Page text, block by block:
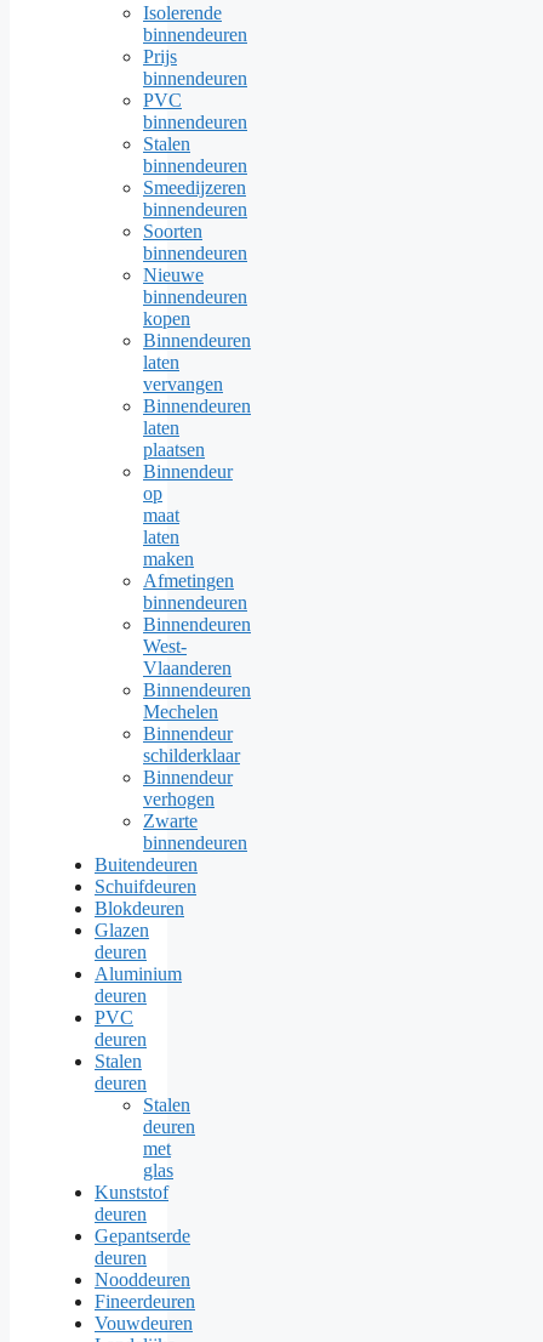
Isolerende
binnendeuren
Prijs
binnendeuren
PVC
binnendeuren
Stalen
binnendeuren
Smeedijzeren
binnendeuren
Soorten
binnendeuren
Nieuwe
binnendeuren
kopen
Binnendeuren
laten
vervangen
Binnendeuren
laten
plaatsen
Binnendeur
op
maat
laten
maken
Afmetingen
binnendeuren
Binnendeuren
West-
Vlaanderen
Binnendeuren
Mechelen
Binnendeur
schilderklaar
Binnendeur
verhogen
Zwarte
binnendeuren
Buitendeuren
Schuifdeuren
Blokdeuren
Glazen
deuren
Aluminium
deuren
PVC
deuren
Stalen
deuren
Stalen
deuren
met
glas
Kunststof
deuren
Gepantserde
deuren
Nooddeuren
Fineerdeuren
Vouwdeuren